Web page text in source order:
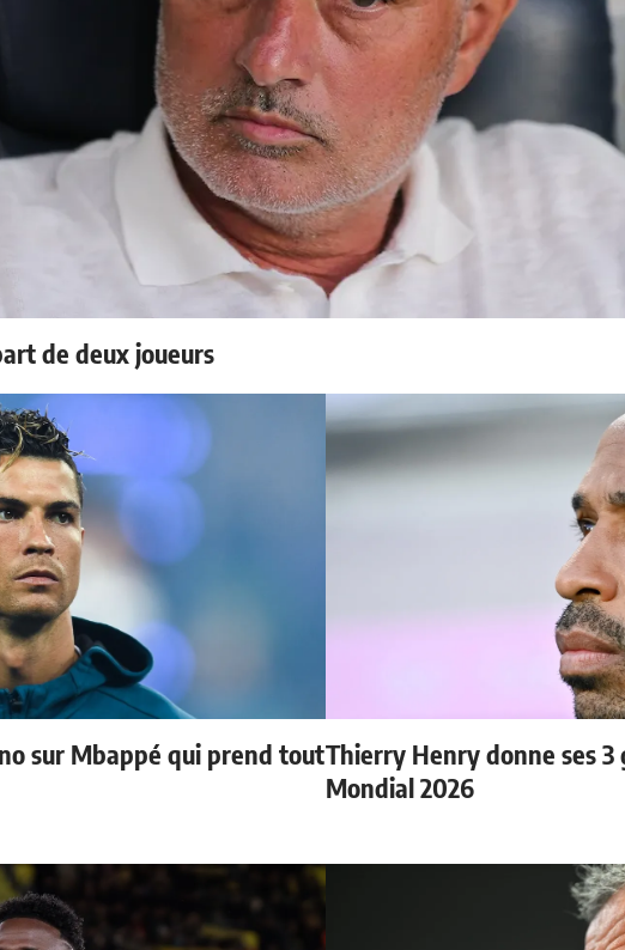
de deux joueurs
sur Mbappé qui prend toutThierry Henry donne ses
Mondial 2026